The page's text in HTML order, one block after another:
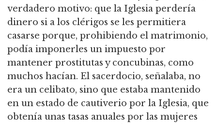
verdadero motivo: que la Iglesia perdería
dinero si a los clérigos se les permitiera
casarse porque, prohibiendo el matrimonio,
podía imponerles un impuesto por
mantener prostitutas y concubinas, como
muchos hacían. El sacerdocio, señalaba, no
era un celibato, sino que estaba mantenido
en un estado de cautiverio por la Iglesia, que
obtenía unas tasas anuales por las mujeres